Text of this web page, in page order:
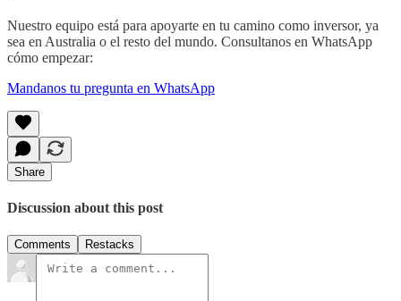
Nuestro equipo está para apoyarte en tu camino como inversor, ya
sea en Australia o el resto del mundo. Consultanos en WhatsApp
cómo empezar:
Mandanos tu pregunta en WhatsApp
Share
Discussion about this post
Comments Restacks